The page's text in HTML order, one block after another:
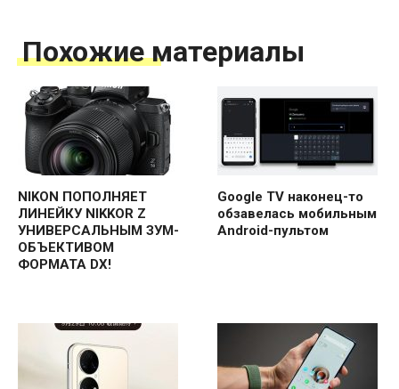
Похожие материалы
NIKON ПОПОЛНЯЕТ
ЛИНЕЙКУ NIKKOR Z
УНИВЕРСАЛЬНЫМ ЗУМ-
ОБЪЕКТИВОМ
ФОРМАТА DX!
Google TV наконец-то
обзавелась мобильным
Android-пультом